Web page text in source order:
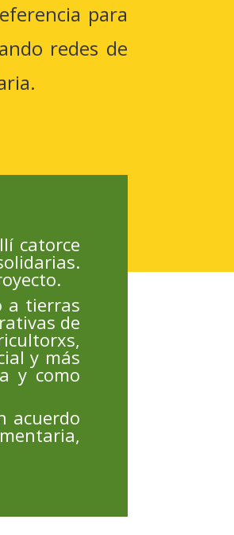
para
redes de
catorce
a tierras
de
y más
y como
acuerdo